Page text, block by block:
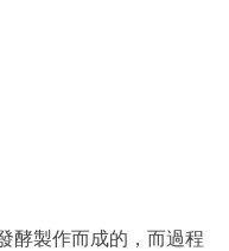
酵製作而成的，而過程